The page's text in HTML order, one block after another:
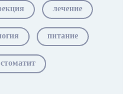
лечение
питание
стоматит